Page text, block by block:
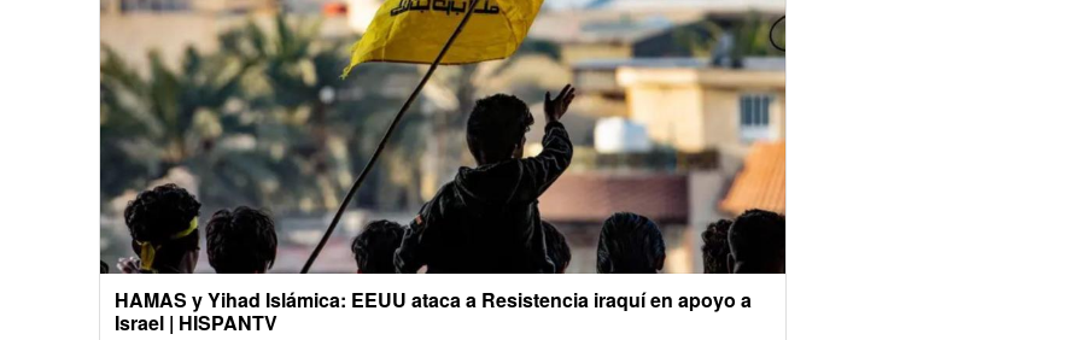
HAMAS y Yihad Islámica: EEUU ataca a Resistencia iraquí en apoyo a
Israel | HISPANTV